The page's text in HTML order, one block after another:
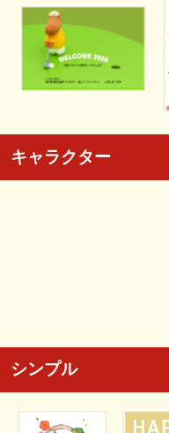
キャラクター
シンプル